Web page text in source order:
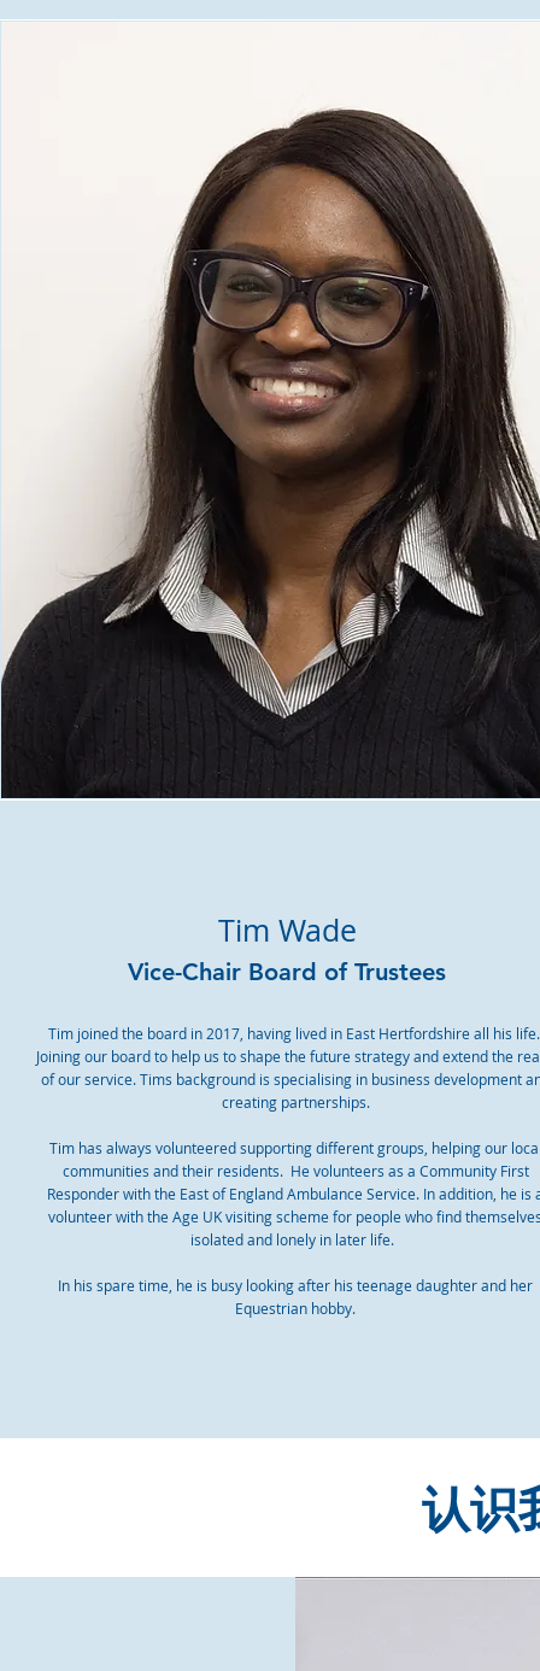
Tim Wade
Vice-Chair Board of Trustees
Tim joined the board in 2017, having lived in East Hertfordshire all his
Joining our board to help us to shape the future strategy and extend the
of our service. Tims background is specialising in business development
creating partnerships.
Tim has always volunteered supporting different groups, helping our
communities and their residents. He volunteers as a Community First
Responder with the East of England Ambulance Service. In addition, he is
volunteer with the Age UK visiting scheme for people who find
isolated and lonely in later life.
In his spare time, he is busy looking after his teenage daughter and her
Equestrian hobby.
认识